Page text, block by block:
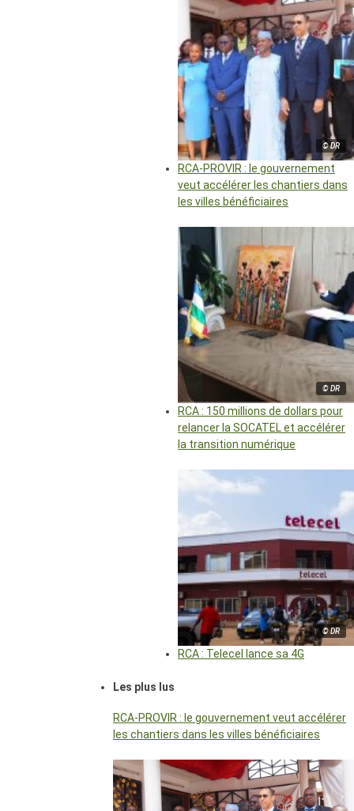
© DR
RCA-PROVIR : le gouvernement
veut accélérer les chantiers dans
les villes bénéficiaires
© DR
RCA : 150 millions de dollars pour
relancer la SOCATEL et accélérer
la transition numérique
© DR
RCA : Telecel lance sa 4G
Les plus lus
RCA-PROVIR : le gouvernement veut accélérer
les chantiers dans les villes bénéficiaires